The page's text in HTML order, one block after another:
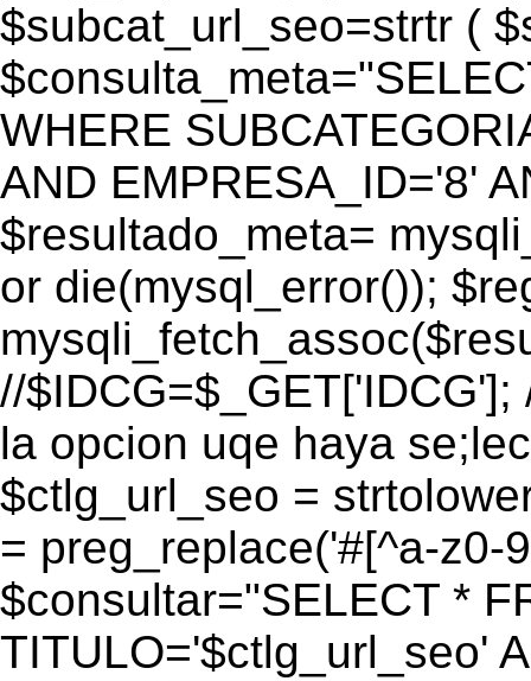
$subcat_url_seo=strtr (
WHERE
AND EMPRESA_ID='8'
$resultado_meta=
or die(mysql_error());
//
la opcion uqe haya
$ctlg_url_seo =
= preg_replace('#[^a-z0-
$consultar="SELECT *
TITULO='$ctlg_url_seo'